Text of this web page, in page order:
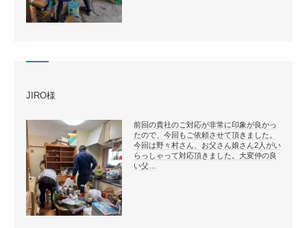
JIRO様
前回の貴社のご対応が非常に印象が良かっ
たので、今回もご依頼させて頂きました。
今回は野々村さん、お父さん娘さん2人がい
らっしゃって対応頂きました。大変仲の良
い父…